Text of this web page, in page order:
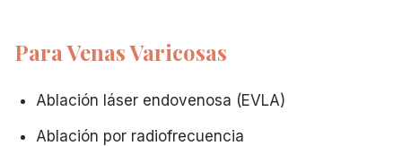
Para Venas Varicosas
Ablación láser endovenosa (EVLA)
Ablación por radiofrecuencia